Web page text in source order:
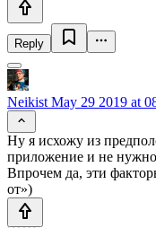
Reply
Neikist May 29 2019 at
Ну я исхожу из
приложение и не нужно
Впрочем да, эти
от»)